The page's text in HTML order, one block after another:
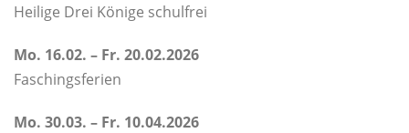
Heilige Drei Könige schulfrei
Mo. 16.02. – Fr. 20.02.2026
Faschingsferien
Mo. 30.03. – Fr. 10.04.2026